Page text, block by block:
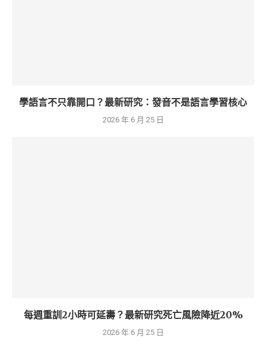
學語言不只靠開口？最新研究：發音不是語言學習核心
2026 年 6 月 25 日
每週重訓2小時可延壽？最新研究死亡風險降近20%
2026 年 6 月 25 日